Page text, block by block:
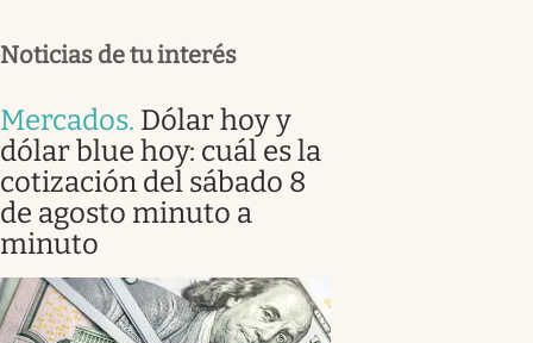
Noticias de tu interés
Mercados. Dólar hoy y
dólar blue hoy: cuál es la
cotización del sábado 8
de agosto minuto a
minuto